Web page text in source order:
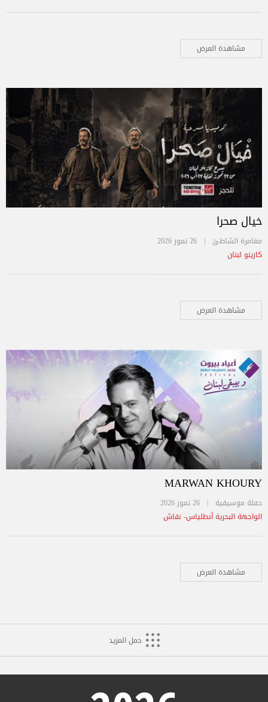
مشاهدة العرض
خيال صحرا
مغامرة الشاطئ | 26 تموز 2026
كازينو لبنان
مشاهدة العرض
MARWAN KHOURY
حفلة موسيقية | 26 تموز 2026
الواجهة البحرية أنطلياس- نقاش
مشاهدة العرض
حمل المزيد